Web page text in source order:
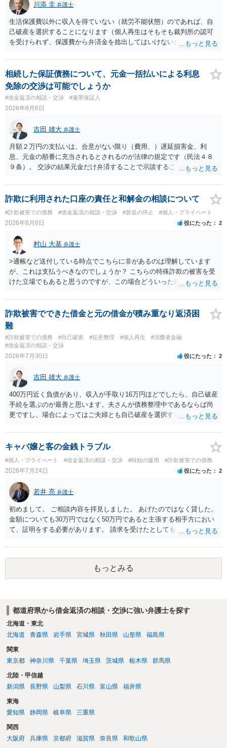
川添 圭 弁護士
生活保護費以外に収入を得ていない（就労不能状態）のであれば、自
己破産を選択することになります（個人再生はそもそも裁判所の認可
を受けられず、保護費から弁済金を捻出してはいけないため任意整理
士費用は法テラスが負担し、裁判所の予納金等も法テラスが援助して
くれるため、弁護士へ自己破産を任せれば解決します。
相続した保証債務について、元金一括払いによる利息
免除の交渉は可能でしょうか
#借金返済の相談・交渉 #連帯保証人
2026年8月6日
吉田 雄大 弁護士
月額２万円の支払いは、合意がない限り（費用、）遅延損害金、利
息、元金の順番に充当されるとされるのが法律の規定です（民法４８
９条）。 交渉の結果元金だけ弁済することで示談することは、弁護士
ることには消極的なことが多いものの、お近くの弁護士にご依頼しチ
ャレンジなさる意義は十分にあると思います。
詐欺に利用された口座の責任と和解金の相談について
#詐欺被害での債務 #借金返済の相談・交渉 #督促の停止 #個人・プライベート
2026年8月6日 役にたった 2
村山 大基 弁護士
>通帳など送付している時点でこちらに非があるのは理解しています
が、これは支払うべきなのでしょうか？ こちらの特殊詐欺の被害を受
けた立場でもあると思うのですが、この場合どういった対処が必要で
がいいとは思います。 そもそも、特殊詐欺関係なく旦那さんの行為
は法に触れる可能性もあります。 ＞100万を支払わず穏便に和解する
ことは可能でしょうか？ →一般的には難しいです。相談者さんも１０
０万円の被害を受けたとして、１円も払わないで和解したいと言われ
たら、 できるだけ重い刑罰を与えて欲しい、と思われるのではない
でしょうか。 ＞弁護士さんに入ってもらうことで支払額が下がること
分賠償に回すことも考えられるので、 兼ね合いは考えてみましょう。
詐欺被害でできた借金と元の借金が積み重なり返済困
難
#詐欺被害での債務 #自己破産 #任意整理 #個人再生
#消費者金融
#借金返済の相談・交渉
2026年7月30日 役にたった 2
吉田 雄大 弁護士
400万円近く負債があり、収入が手取り16万円ほどでしたら、自己破産
手続を選ぶのが最善と思います。夫さんが債務整理中であるならば尚
更ですし、場合によってはご夫婦とも自己破産を選択する方法もある
キャバ嬢と客の金銭トラブル
#個人・プライベート #借金返済の相談・交渉 #時効の援用 #詐欺被害での債務
2026年7月24日 役にたった 2
若井 亮 弁護士
初めまして。 ご相談内容を拝見しました。 あげたのではなく貸した、
金額についても30万円ではなく50万円であると主張する相手方におい
て、証明をする必要があります。 請求を受けたとしても、もらったも
れることになるでしょう。 請求があるまでは、こちらからアクション
を起こす必要はないかと思います。
もっとみる
都道府県から借金返済の相談・交渉に強い弁護士を探す
北海道・東北
北海道
青森県 岩手県 宮城県 秋田県 山形県 福島県
関東
東京都
神奈川県 千葉県 埼玉県 茨城県 栃木県 群馬県
北陸・甲信越
新潟県
長野県 山梨県 石川県 富山県 福井県
東海
愛知県
静岡県 岐阜県 三重県
関西
大阪府
兵庫県 京都府 滋賀県 奈良県 和歌山県